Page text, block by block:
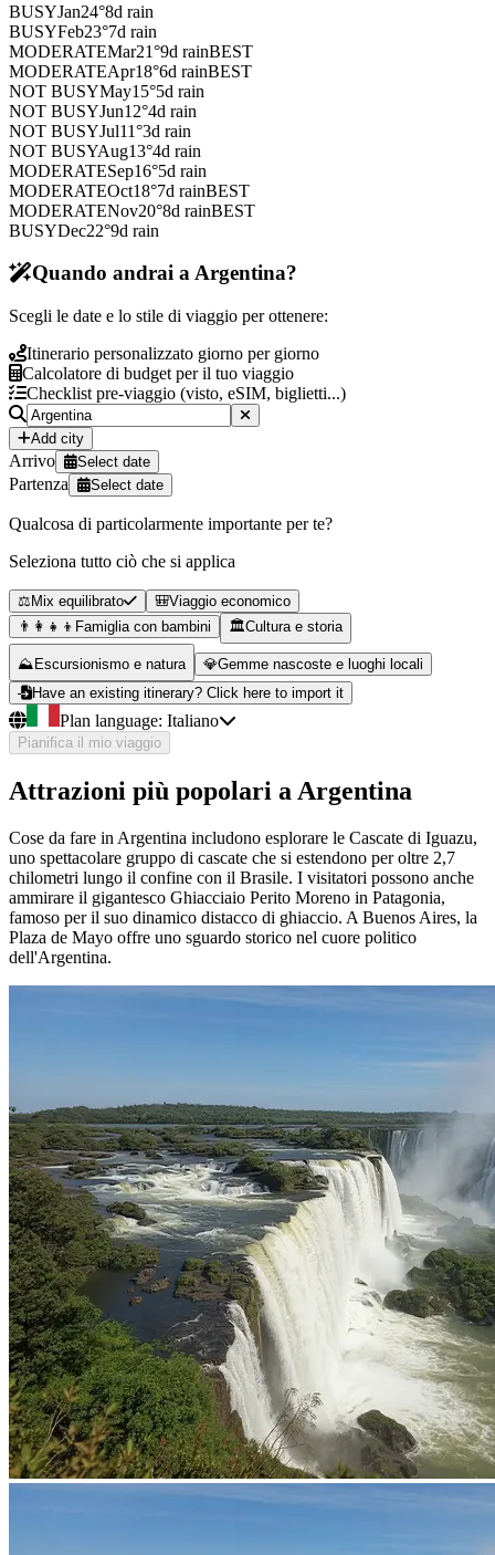
BUSYJan24°8d rain
BUSYFeb23°7d rain
MODERATEMar21°9d rainBEST
MODERATEApr18°6d rainBEST
NOT BUSYMay15°5d rain
NOT BUSYJun12°4d rain
NOT BUSYJul11°3d rain
NOT BUSYAug13°4d rain
MODERATESep16°5d rain
MODERATEOct18°7d rainBEST
MODERATENov20°8d rainBEST
BUSYDec22°9d rain
Quando andrai a Argentina?
Scegli le date e lo stile di viaggio per ottenere:
Itinerario personalizzato giorno per giorno
Calcolatore di budget per il tuo viaggio
Checklist pre-viaggio (visto, eSIM, biglietti...)
Add city
Arrivo Select date
Partenza Select date
Qualcosa di particolarmente importante per te?
Seleziona tutto ciò che si applica
⚖️ Mix equilibrato 🎒Viaggio economico
👨‍👩‍👧‍👦 Famiglia con bambini 🏛️Cultura e storia
⛰️ Escursionismo e natura 💎Gemme nascoste e luoghi locali
Have an existing itinerary? Click here to import it
Plan language: Italiano
Pianifica il mio viaggio
Attrazioni più popolari a Argentina
Cose da fare in Argentina includono esplorare le Cascate di Iguazu,
uno spettacolare gruppo di cascate che si estendono per oltre 2,7
chilometri lungo il confine con il Brasile. I visitatori possono anche
ammirare il gigantesco Ghiacciaio Perito Moreno in Patagonia,
famoso per il suo dinamico distacco di ghiaccio. A Buenos Aires, la
Plaza de Mayo offre uno sguardo storico nel cuore politico
dell'Argentina.